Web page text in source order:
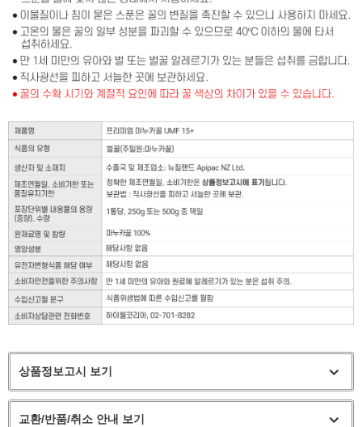
상품정보고시 보기
교환/반품/취소 안내 보기